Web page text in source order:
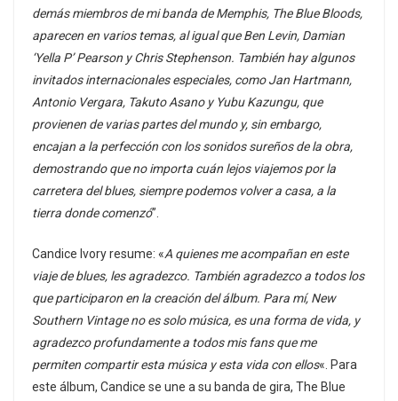
demás miembros de mi banda de Memphis, The Blue Bloods,
aparecen en varios temas, al igual que Ben Levin, Damian
‘Yella P’ Pearson y Chris Stephenson. También hay algunos
invitados internacionales especiales, como Jan Hartmann,
Antonio Vergara, Takuto Asano y Yubu Kazungu, que
provienen de varias partes del mundo y, sin embargo,
encajan a la perfección con los sonidos sureños de la obra,
demostrando que no importa cuán lejos viajemos por la
carretera del blues, siempre podemos volver a casa, a la
tierra donde comenzó”.
Candice Ivory resume: «A quienes me acompañan en este
viaje de blues, les agradezco. También agradezco a todos los
que participaron en la creación del álbum. Para mí, New
Southern Vintage no es solo música, es una forma de vida, y
agradezco profundamente a todos mis fans que me
permiten compartir esta música y esta vida con ellos«. Para
este álbum, Candice se une a su banda de gira, The Blue